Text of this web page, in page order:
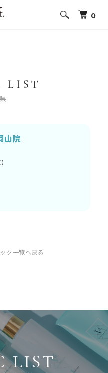
0
LIST
山院
ク一覧へ戻る
LIST